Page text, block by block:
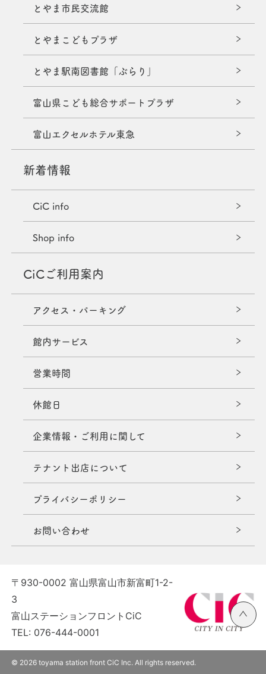
とやま市民交流館
とやまこどもプラザ
とやま駅南図書館「ぶらり」
富山県こども総合サポートプラザ
富山エクセルホテル東急
新着情報
CiC info
Shop info
CiCご利用案内
アクセス・パーキング
館内サービス
営業時間
休館日
企業情報・ご利用に関して
テナント出店について
プライバシーポリシー
お問い合わせ
ペ
ー
ジ
〒930-0002 富山県富山市新富町1-2-
3
富山ステーションフロントCiC
TEL: 076-444-0001
© 2026 toyama station front CiC Inc. All rights reserved.